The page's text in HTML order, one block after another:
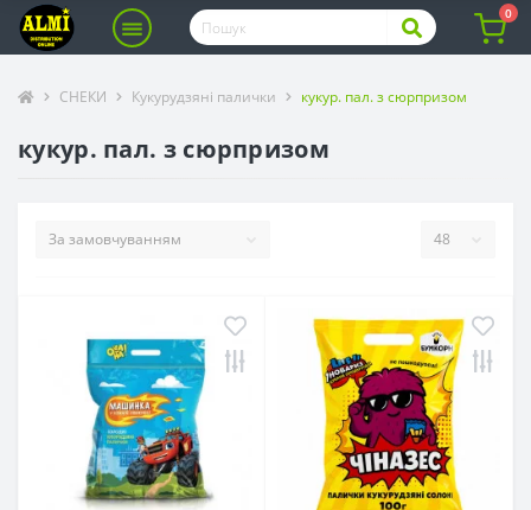
0
СНЕКИ Кукурудзяні палички кукур. пал. з сюрпризом
кукур. пал. з сюрпризом